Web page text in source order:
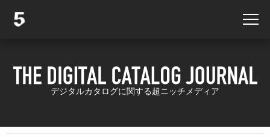
デジタルカタログに関する超ニッチメディア